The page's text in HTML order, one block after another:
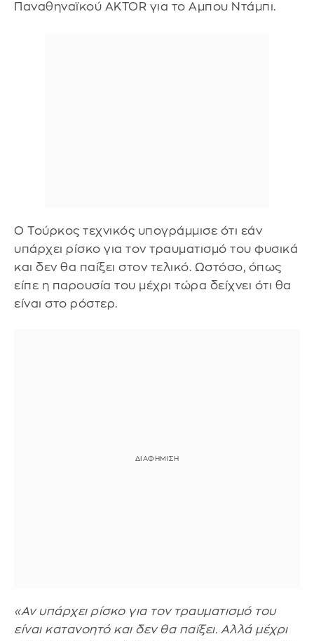
Παναθηναϊκού AKTOR για το Αμπου Ντάμπι.
Ο Τούρκος τεχνικός υπογράμμισε ότι εάν
υπάρχει ρίσκο για τον τραυματισμό του φυσικά
και δεν θα παίξει στον τελικό. Ωστόσο, όπως
είπε η παρουσία του μέχρι τώρα δείχνει ότι θα
είναι στο ρόστερ.
«Αν υπάρχει ρίσκο για τον τραυματισμό του
είναι κατανοητό και δεν θα παίξει. Αλλά μέχρι